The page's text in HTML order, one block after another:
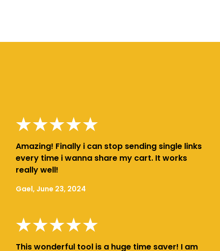
Amazing! Finally i can stop sending single links
every time i wanna share my cart. It works
really well!
Gael, June 23, 2024
This wonderful tool is a huge time saver! I am